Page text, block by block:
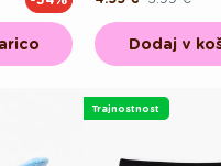
Dodaj v
Trajnostnost